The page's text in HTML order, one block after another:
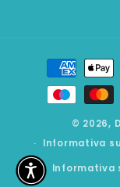
Metodi
pagamento
© 2026,
Informativa
Informativa